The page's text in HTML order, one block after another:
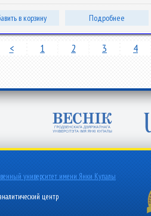
в корзину Подробнее
< 1 2 3 4
университет имени Янки Купалы
центр